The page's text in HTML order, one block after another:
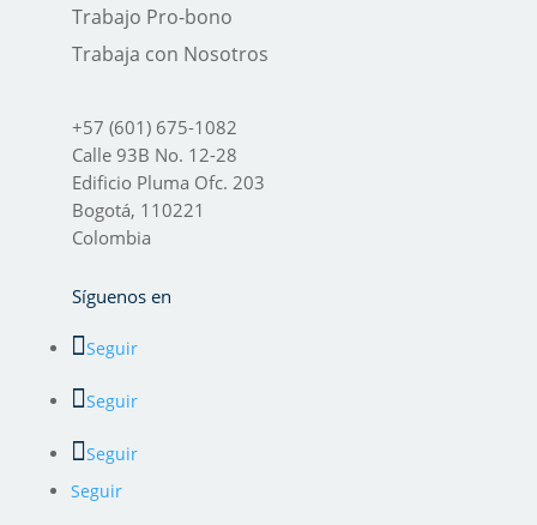
Trabajo Pro-bono
Trabaja con Nosotros
+57 (601) 675-1082
Calle 93B No. 12-28
Edificio Pluma Ofc. 203
Bogotá, 110221
Colombia
Síguenos en
Seguir
Seguir
Seguir
Seguir